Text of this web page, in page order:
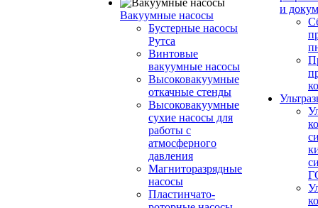
Вакуумные насосы
Бустерные насосы
Рутса
Винтовые
вакуумные насосы
Высоковакуумные
откачные стенды
Высоковакуумные
сухие насосы для
работы с
атмосферного
давления
Магниторазрядные
насосы
Пластинчато-
и